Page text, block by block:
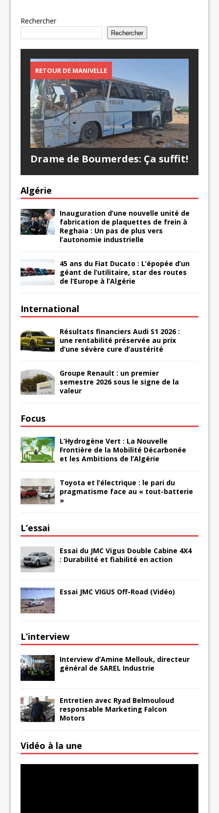
Rechercher
Rechercher
RETOUR DE MANIVELLE
Drame de Boumerdes: Ça suffit!
Algérie
Inauguration d’une nouvelle unité de
fabrication de plaquettes de frein à
Reghaia : Un pas de plus vers
l’autonomie industrielle
45 ans du Fiat Ducato : L’épopée d’un
géant de l’utilitaire, star des routes
de l’Europe à l’Algérie
International
Résultats financiers Audi S1 2026 :
une rentabilité préservée au prix
d’une sévère cure d’austérité
Groupe Renault : un premier
semestre 2026 sous le signe de la
valeur
Focus
L’Hydrogène Vert : La Nouvelle
Frontière de la Mobilité Décarbonée
et les Ambitions de l’Algérie
Toyota et l’électrique : le pari du
pragmatisme face au « tout-batterie
»
L’essai
Essai du JMC Vigus Double Cabine 4X4
: Durabilité et fiabilité en action
Essai JMC VIGUS Off-Road (Vidéo)
L’interview
Interview d’Amine Mellouk, directeur
général de SAREL Industrie
Entretien avec Ryad Belmouloud
responsable Marketing Falcon
Motors
Vidéo à la une